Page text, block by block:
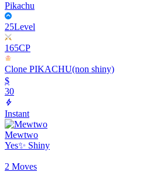
Pikachu
25Level
165CP
Clone PIKACHU(non shiny)
$
30
Instant
Mewtwo
Yes✨ Shiny
2 Moves